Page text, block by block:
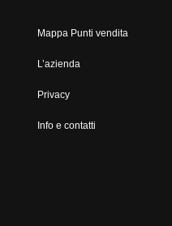
Mappa Punti vendita
L’azienda
Privacy
Info e contatti